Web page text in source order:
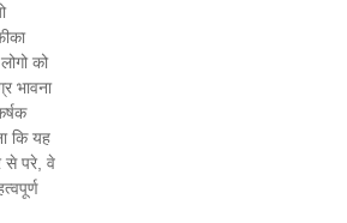
को
भावना
कि यह
से परे, वे